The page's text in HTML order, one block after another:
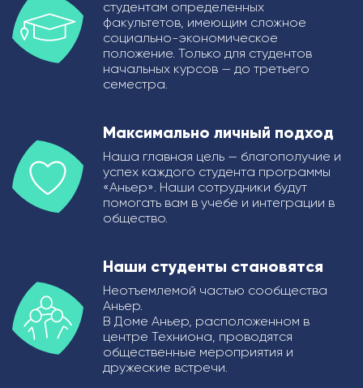
студентам определенных
факультетов, имеющим сложное
социально-экономическое
положение. Только для студентов
начальных курсов — до третьего
семестра.
Максимально личный подход
Наша главная цель — благополучие и
успех каждого студента программы
«Аньер». Наши сотрудники будут
помогать вам в учебе и интеграции в
общество.
Наши студенты становятся
Неотъемлемой частью сообщества
Аньер.
В Доме Аньер, расположенном в
центре Техниона, проводятся
общественные мероприятия и
дружеские встречи.